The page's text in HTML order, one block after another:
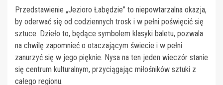
Przedstawienie „Jezioro Łabędzie” to niepowtarzalna okazja,
by oderwać się od codziennych trosk i w pełni poświęcić się
sztuce. Dzieło to, będące symbolem klasyki baletu, pozwala
na chwilę zapomnieć o otaczającym świecie i w pełni
zanurzyć się w jego pięknie. Nysa na ten jeden wieczór stanie
się centrum kulturalnym, przyciągając miłośników sztuki z
całego regionu.